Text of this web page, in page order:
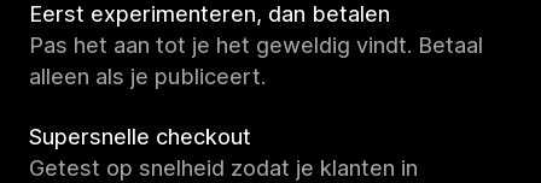
Eerst experimenteren, dan betalen
Pas het aan tot je het geweldig vindt. Betaal
alleen als je publiceert.
Supersnelle checkout
Getest op snelheid zodat je klanten in